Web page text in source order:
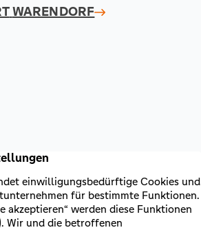
WARENDORF
KONTAKT